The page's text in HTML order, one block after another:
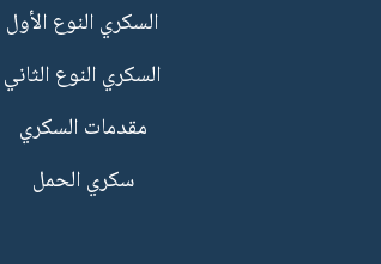
السكري النوع الأول
السكري النوع الثاني
مقدمات السكري
سكري الحمل